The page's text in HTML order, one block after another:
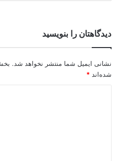
دیدگاهتان را بنویسید
نشانی ایمیل شما منتشر نخواهد شد.
شده‌اند *